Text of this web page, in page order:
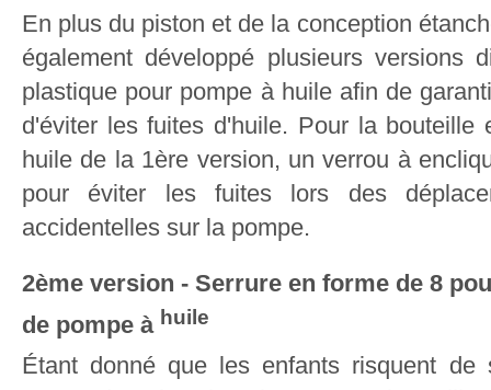
En plus du piston et de la conception
également développé plusieurs versions
plastique pour pompe à huile afin de
d'éviter les fuites d'huile. Pour la bouteille
huile de la 1ère version, un verrou à
pour éviter les fuites lors des
accidentelles sur la pompe.
2ème version - Serrure en forme de 8
de pompe à huile
Étant donné que les enfants risquent